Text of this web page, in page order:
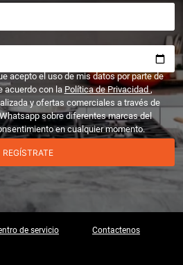
acepto el uso de mis datos por parte de
acuerdo con la Política de Privacidad,
y ofertas comerciales a través de
sobre diferentes marcas del
en cualquier momento.
REGÍSTRATE
de servicio Contactenos